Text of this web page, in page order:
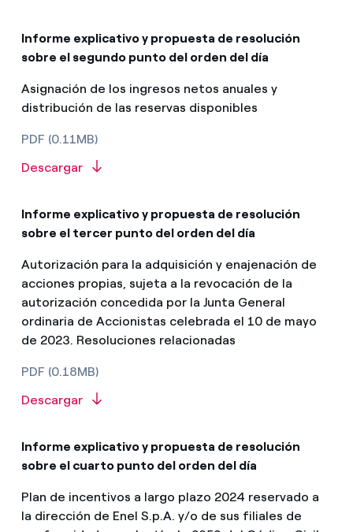
Informe explicativo y propuesta de resolución
sobre el segundo punto del orden del día
Asignación de los ingresos netos anuales y
distribución de las reservas disponibles
PDF (0.11MB)
Descargar
Informe explicativo y propuesta de resolución
sobre el tercer punto del orden del día
Autorización para la adquisición y enajenación de
acciones propias, sujeta a la revocación de la
autorización concedida por la Junta General
ordinaria de Accionistas celebrada el 10 de mayo
de 2023. Resoluciones relacionadas
PDF (0.18MB)
Descargar
Informe explicativo y propuesta de resolución
sobre el cuarto punto del orden del día
Plan de incentivos a largo plazo 2024 reservado a
la dirección de Enel S.p.A. y/o de sus filiales de